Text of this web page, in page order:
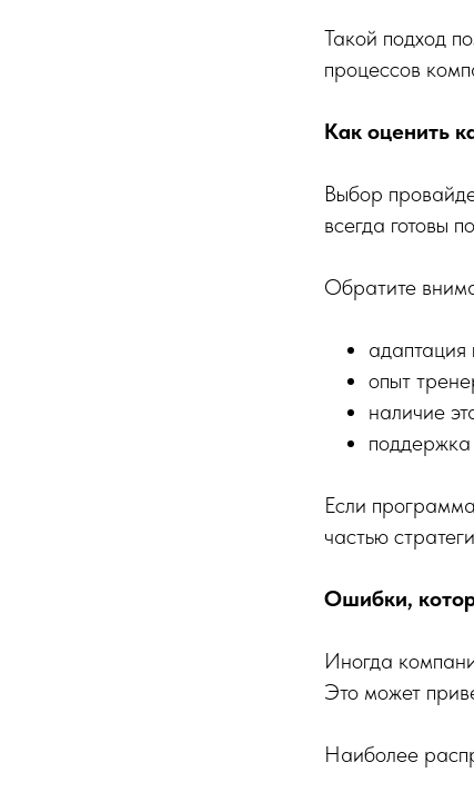
Такой подход
процессов
Как оценить
Выбор
всегда готовы
Обратите
опыт
наличие
Если
частью
Ошибки,
Иногда
Это может
Наиболее